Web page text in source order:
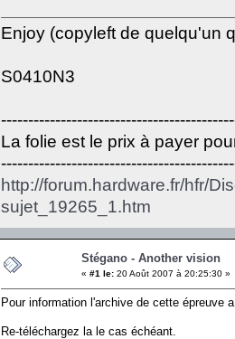
Enjoy (copyleft de quelqu'un
S0410N3
La folie est le prix à payer
http://forum.hardware.fr/hfr/
sujet_19265_1.htm
Stégano - Another vision
« #1 le: 20 Août 2007 à 20:25:30 »
Pour information l'archive de cette épreuve
Re-téléchargez la le cas échéant.